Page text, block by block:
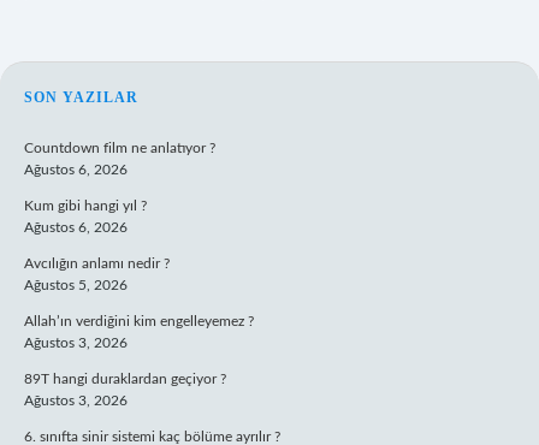
SIDEBAR
SON YAZILAR
Countdown film ne anlatıyor ?
Ağustos 6, 2026
Kum gibi hangi yıl ?
Ağustos 6, 2026
Avcılığın anlamı nedir ?
Ağustos 5, 2026
Allah’ın verdiğini kim engelleyemez ?
Ağustos 3, 2026
89T hangi duraklardan geçiyor ?
Ağustos 3, 2026
6. sınıfta sinir sistemi kaç bölüme ayrılır ?